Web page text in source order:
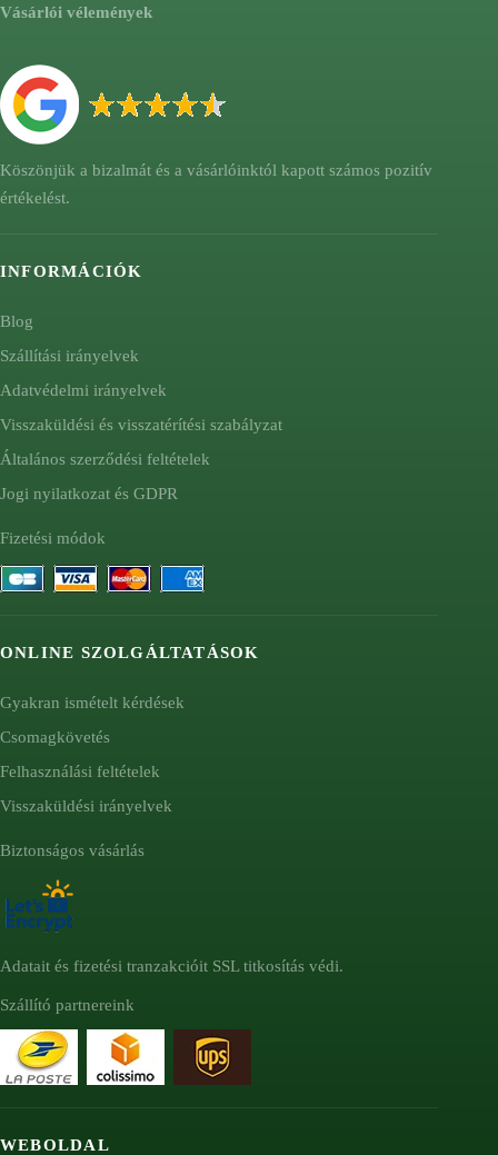
Vásárlói vélemények
Köszönjük a bizalmát és a vásárlóinktól kapott számos pozitív
értékelést.
INFORMÁCIÓK
Blog
Szállítási irányelvek
Adatvédelmi irányelvek
Visszaküldési és visszatérítési szabályzat
Általános szerződési feltételek
Jogi nyilatkozat és GDPR
Fizetési módok
ONLINE SZOLGÁLTATÁSOK
Gyakran ismételt kérdések
Csomagkövetés
Felhasználási feltételek
Visszaküldési irányelvek
Biztonságos vásárlás
Adatait és fizetési tranzakcióit SSL titkosítás védi.
Szállító partnereink
WEBOLDAL